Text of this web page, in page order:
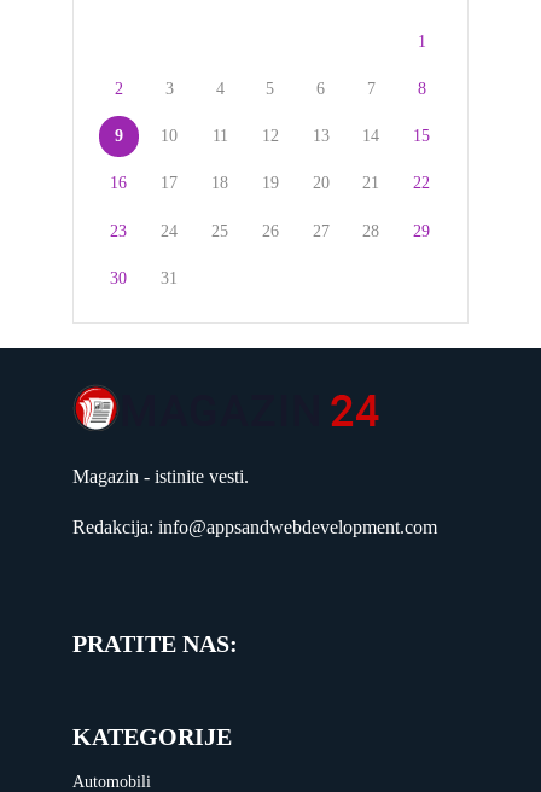
1
2 3 4 5 6 7 8
9 10 11 12 13 14 15
16 17 18 19 20 21 22
23 24 25 26 27 28 29
30 31
Magazin - istinite vesti.
Redakcija: info@appsandwebdevelopment.com
PRATITE NAS:
KATEGORIJE
Automobili